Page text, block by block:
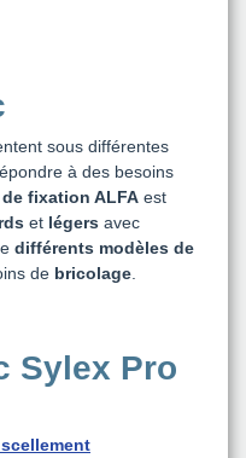
sous différentes
à des besoins
fixation ALFA est
et légers avec
différents modèles de
de bricolage
Sylex Pro